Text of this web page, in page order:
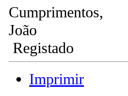
Cumprimentos,
João
Registado
Imprimir